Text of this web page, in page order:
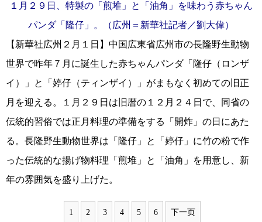
１月２９日、特製の「煎堆」と「油角」を味わう赤ちゃん
パンダ「隆仔」。（広州＝新華社記者／劉大偉）
【新華社広州２月１日】中国広東省広州市の長隆野生動物
世界で昨年７月に誕生した赤ちゃんパンダ「隆仔（ロンザ
イ）」と「婷仔（ティンザイ）」がまもなく初めての旧正
月を迎える。１月２９日は旧暦の１２月２４日で、同省の
伝統的習俗では正月料理の準備をする「開炸」の日にあた
る。長隆野生動物世界は「隆仔」と「婷仔」に竹の粉で作
った伝統的な揚げ物料理「煎堆」と「油角」を用意し、新
年の雰囲気を盛り上げた。
1 2 3 4 5 6 下一页